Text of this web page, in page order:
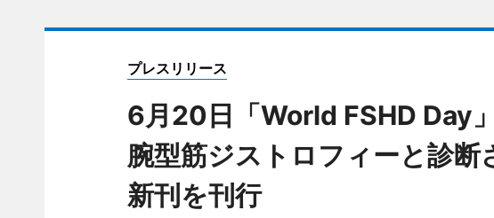
プレスリリース
6月20日「World FSHD Day
腕型筋ジストロフィーと診断
新刊を刊行